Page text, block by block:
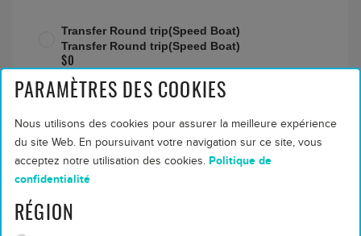
Transfer Round trip(Speed Boat)
Transfer Round trip(Speed Boat)
$0
Varu By Atmosphere
INSTALLATIONS
Beachfront
PARAMÈTRES DES COOKIES
Nous utilisons des cookies pour assurer la meilleure expérience
du site Web. En poursuivant votre navigation sur ce site, vous
acceptez notre utilisation des cookies. Politique de
confidentialité
RÉGION